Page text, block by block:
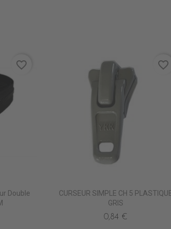
Double
favorite_border
CURSEUR SIMPLE CH 5
GRIS
0,84 €
favorite_border